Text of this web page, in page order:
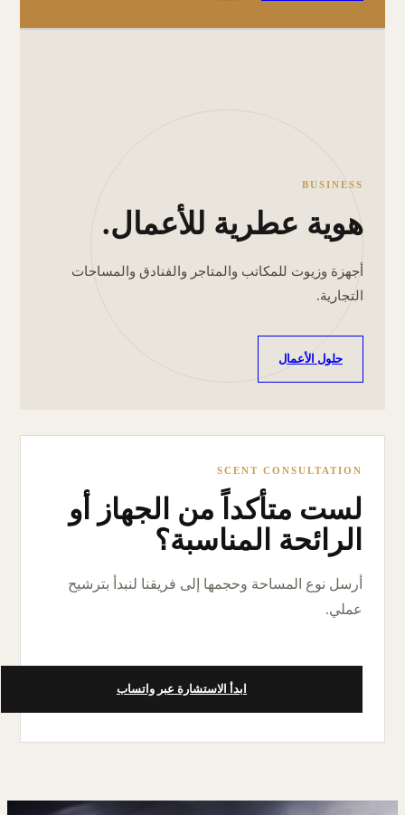
BUSINESS
هوية عطرية للأعمال.
أجهزة وزيوت للمكاتب والمتاجر والفنادق والمساحات
التجارية.
حلول الأعمال
SCENT CONSULTATION
لست متأكداً من الجهاز أو
الرائحة المناسبة؟
أرسل نوع المساحة وحجمها إلى فريقنا لنبدأ بترشيح
عملي.
ابدأ الاستشارة عبر واتساب